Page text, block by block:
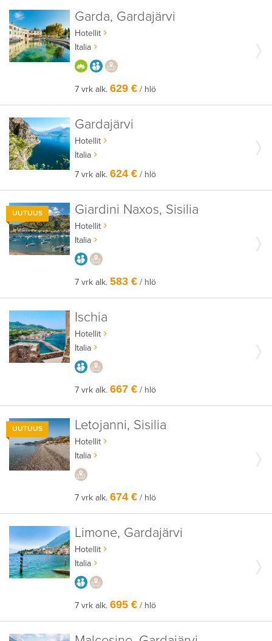
Garda, Gardajärvi
Hotellit
Italia
HYVÄÄN OLOON
AIKUISEEN MAKUUN
7 vrk alk.629 € / hlö
Gardajärvi
Hotellit
Italia
7 vrk alk.624 € / hlö
UUTUUS Giardini Naxos, Sisilia
Hotellit
Italia
AIKUISEEN MAKUUN
7 vrk alk.583 € / hlö
Ischia
Hotellit
Italia
AIKUISEEN MAKUUN
7 vrk alk.667 € / hlö
UUTUUS Letojanni, Sisilia
Hotellit
Italia
7 vrk alk.674 € / hlö
Limone, Gardajärvi
Hotellit
Italia
AIKUISEEN MAKUUN
7 vrk alk.695 € / hlö